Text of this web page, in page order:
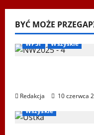
BYĆ MOŻE
Biegi i rekreacja
WPSF
Wszyskie
Redakcja 10 czerwca
Igrzyska Letnie
Wszyskie